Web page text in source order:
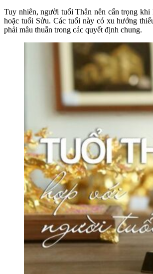
Tuy nhiên, người tuổi Thân nên cẩn trọng
hoặc tuổi Sửu. Các tuổi này có xu hướng
phải mâu thuẫn trong các quyết định chung.